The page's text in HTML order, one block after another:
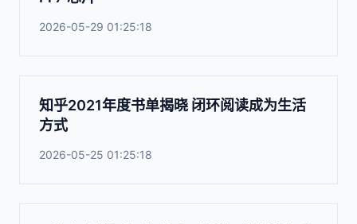
2026-05-29 01:25:18
知乎2021年度书单揭晓 闭环阅读成为生活
方式
2026-05-25 01:25:18